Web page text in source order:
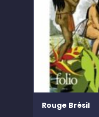
Rouge Brésil